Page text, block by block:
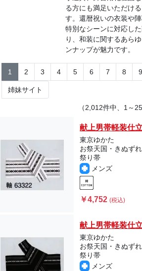
る方にも満足いただけ
す。​還暦祝いの衣装や
特別なシーンに対応し
り、和装に関するあら
ンナップが魅力です。
1 2 3 4 5 6 7 8 9
姉妹サイト
（2,012件中、1～25
献上男帯軽装仕
東京ゆかた
お祭天国・きぬず
祭り帯
メンズ
￥4,752(税込)
献上男帯軽装仕
東京ゆかた
お祭天国・きぬず
祭り帯
メンズ